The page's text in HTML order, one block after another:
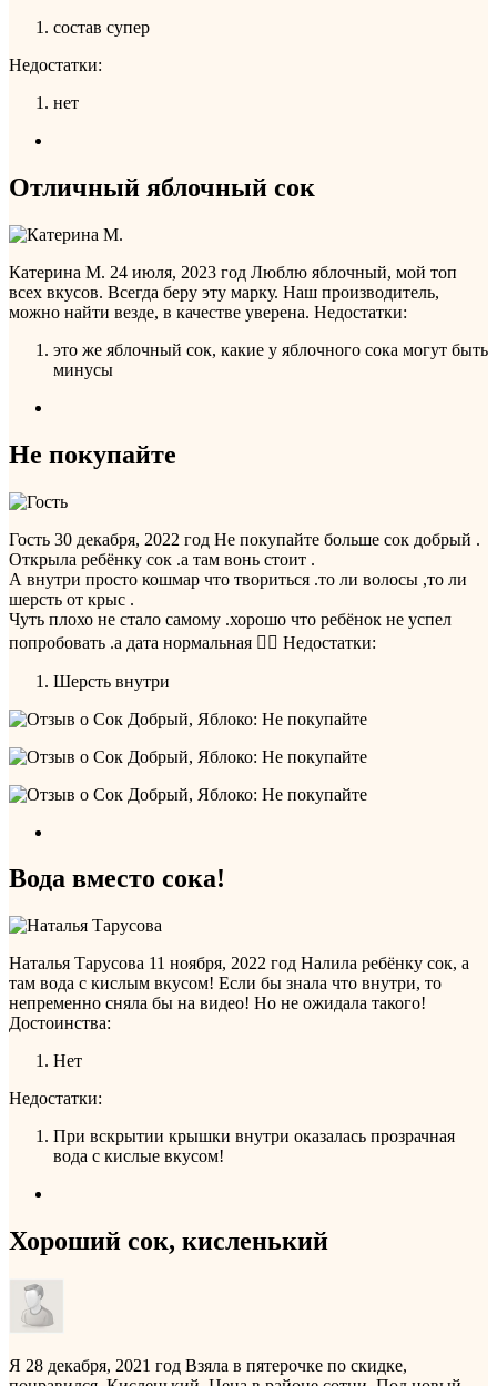
состав супер
Недостатки:
нет
Отличный яблочный сок
Катерина М. 24 июля, 2023 год Люблю яблочный, мой топ
всех вкусов. Всегда беру эту марку. Наш производитель,
можно найти везде, в качестве уверена. Недостатки:
это же яблочный сок, какие у яблочного сока могут быть
минусы
Не покупайте
Гость 30 декабря, 2022 год Не покупайте больше сок добрый .
Открыла ребёнку сок .а там вонь стоит .
А внутри просто кошмар что твориться .то ли волосы ,то ли
шерсть от крыс .
Чуть плохо не стало самому .хорошо что ребёнок не успел
попробовать .а дата нормальная 🤷‍♀️ Недостатки:
Шерсть внутри
Вода вместо сока!
Наталья Тарусова 11 ноября, 2022 год Налила ребёнку сок, а
там вода с кислым вкусом! Если бы знала что внутри, то
непременно сняла бы на видео! Но не ожидала такого!
Достоинства:
Нет
Недостатки:
При вскрытии крышки внутри оказалась прозрачная
вода с кислые вкусом!
Хороший сок, кисленький
Я 28 декабря, 2021 год Взяла в пятерочке по скидке,